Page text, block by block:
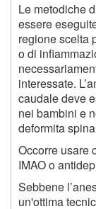
Le metodiche
essere
regione scelta
o di
interessate.
caudale deve
nei bambini e
deformita
Occorre usare
IMAO o
Sebbene
un'ottima